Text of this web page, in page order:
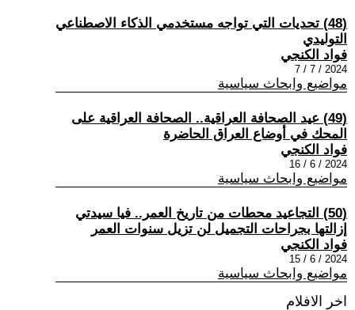
(48) تحديات التي تواجه مستخدمي الذكاء الاصطناعي
التوليدي
فواد الكنجي
2024 / 7 / 7
مواضيع وابحاث سياسية
(49) عيد الصحافة العراقية.. الصحافة العراقية على
المحك في أوضاع العراق الحاضرة
فواد الكنجي
2024 / 6 / 16
مواضيع وابحاث سياسية
(50) التجاعيد محطات من تاريخ العمر.. فيا سيدتي
إزالتها بجراحات التجميل لن تزيل سنوات العمر
فواد الكنجي
2024 / 6 / 15
مواضيع وابحاث سياسية
اخر الافلام